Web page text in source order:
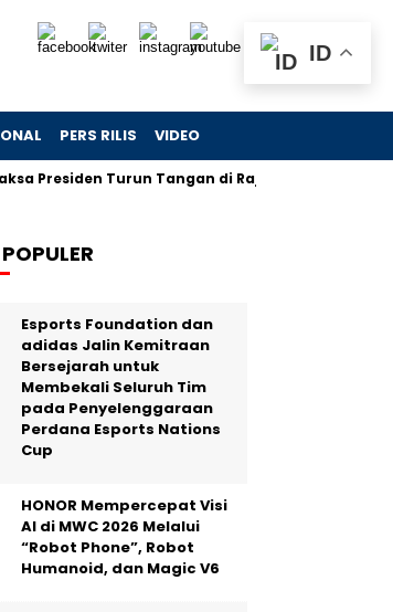
PERS RILIS VIDEO
Turun Tangan di Raja Ampat
Esports Foundation dan
adidas Jalin Kemitraan
Bersejarah untuk
Membekali Seluruh Tim
pada Penyelenggaraan
Perdana Esports Nations
Cup
HONOR Mempercepat Visi
AI di MWC 2026 Melalui
“Robot Phone”, Robot
Humanoid, dan Magic V6
ID